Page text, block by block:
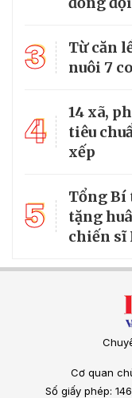
3
Từ căn
nuôi 7
4
14 xã,
tiêu
xếp
5
Tổng Bí
tặng
chiến sĩ
Cơ quan
Số giấy phép: